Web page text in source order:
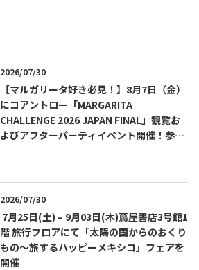
2026/07/30
【マルガリータ好き必見！】8月7日（金）
にコアントロー「MARGARITA
CHALLENGE 2026 JAPAN FINAL」観覧お
よびアフターパーティイベント開催！参加
2026/07/30
7月25日(土) – 9月03日(木)蔦屋書店3号館1
階 旅行フロアにて「太陽の国からのおくり
もの～旅するハッピーメキシコ」フェアを
開催